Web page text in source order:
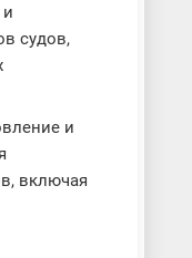
судов,
и
включая